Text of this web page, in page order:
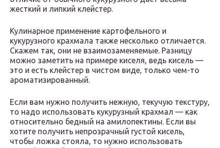
жесткий и липкий клейстер.
Кулинарное применение картофельного и
кукурузного крахмала также несколько отличается.
Скажем так, они не взаимозаменяемые. Разницу
можно заметить на примере киселя, ведь кисель —
это и есть клейстер в чистом виде, только чем-то
ароматизированный.
Если вам нужно получить нежную, текучую текстуру,
то надо использовать кукурузный крахмал — как
относительно бедный на амилопектины. Если вы
хотите получить непрозрачный густой кисель,
чтобы ложка стояла, то нужно использовать